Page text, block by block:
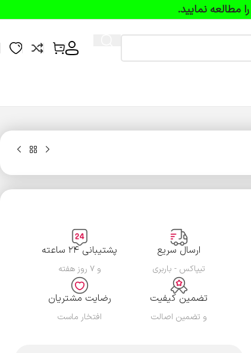
را مطالعه نمایید.
ارسال سریع
تیپاکس - باربری
پشتیبانی ۲۴ ساعته
و ۷ روز هفته
تضمین کیفیت
و تضمین اصالت
رضایت مشتریان
افتخار ماست